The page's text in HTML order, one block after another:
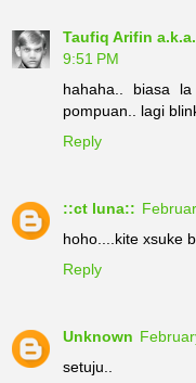
Taufiq Arifin
9:51 PM
hahaha.. biasa
pompuan.. lagi
Reply
::ct luna::
hoho....kite xsuke
Reply
Unknown
setuju..